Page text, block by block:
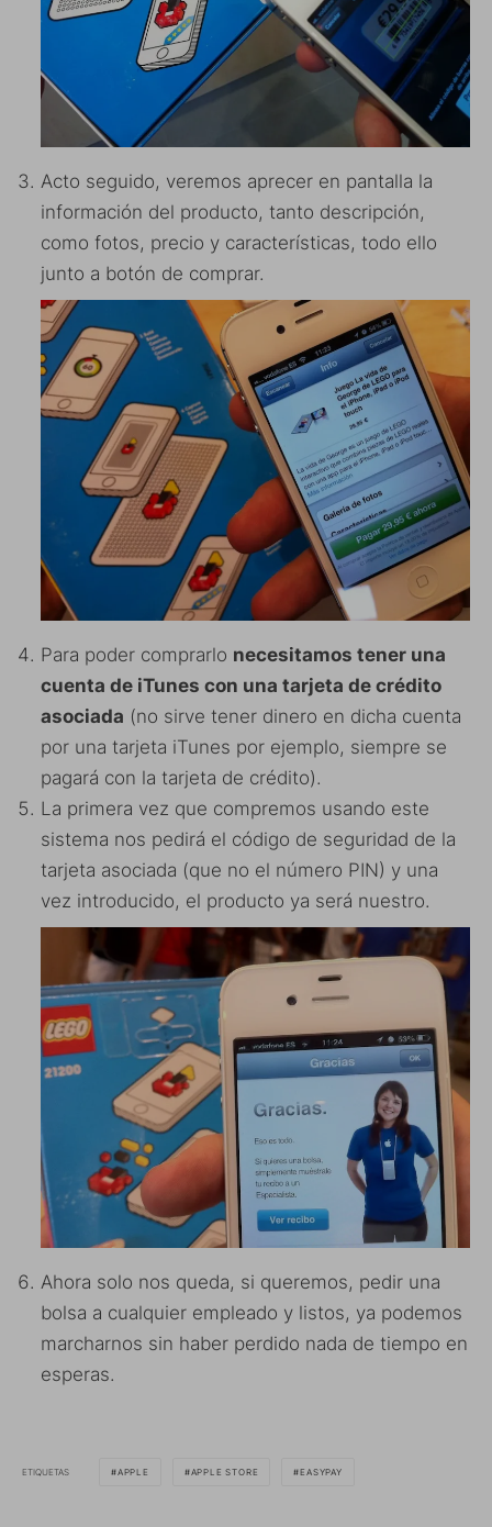
Acto seguido, veremos aprecer en pantalla la
información del producto, tanto descripción,
como fotos, precio y características, todo ello
junto a botón de comprar.
Para poder comprarlo necesitamos tener una
cuenta de iTunes con una tarjeta de crédito
asociada (no sirve tener dinero en dicha cuenta
por una tarjeta iTunes por ejemplo, siempre se
pagará con la tarjeta de crédito).
La primera vez que compremos usando este
sistema nos pedirá el código de seguridad de la
tarjeta asociada (que no el número PIN) y una
vez introducido, el producto ya será nuestro.
Ahora solo nos queda, si queremos, pedir una
bolsa a cualquier empleado y listos, ya podemos
marcharnos sin haber perdido nada de tiempo en
esperas.
ETIQUETAS APPLE APPLE STORE EASYPAY